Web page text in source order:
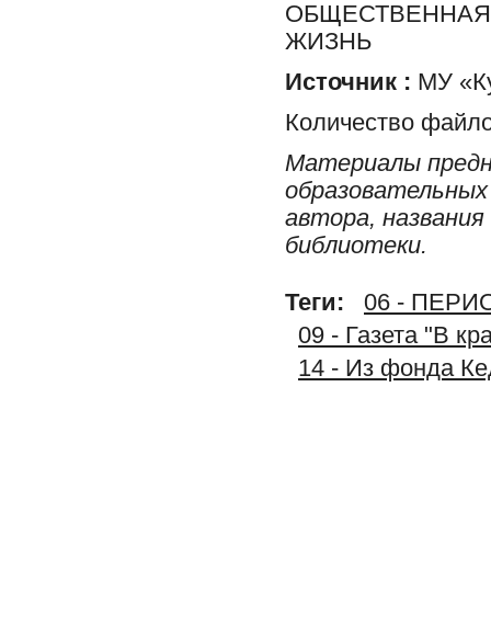
ЖИЗНЬ
Источник : МУ
Количество
Материалы
автора,
библиотеки.
Теги:
06 -
09 - Газета "В
14 - Из фонда